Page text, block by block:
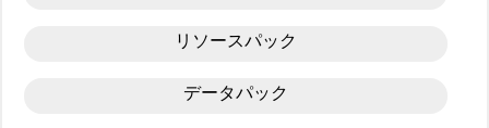
リソースパック
データパック